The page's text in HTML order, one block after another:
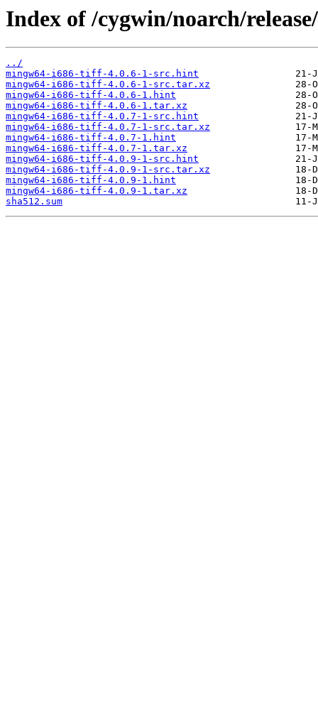
Index of /cygwin/noarch/
../
mingw64-i686-tiff-4.0.6-1-src.hint
mingw64-i686-tiff-4.0.6-1-src.tar.xz
mingw64-i686-tiff-4.0.6-1.hint
mingw64-i686-tiff-4.0.6-1.tar.xz
mingw64-i686-tiff-4.0.7-1-src.hint
mingw64-i686-tiff-4.0.7-1-src.tar.xz
mingw64-i686-tiff-4.0.7-1.hint
mingw64-i686-tiff-4.0.7-1.tar.xz
mingw64-i686-tiff-4.0.9-1-src.hint
mingw64-i686-tiff-4.0.9-1-src.tar.xz
mingw64-i686-tiff-4.0.9-1.hint
mingw64-i686-tiff-4.0.9-1.tar.xz
sha512.sum